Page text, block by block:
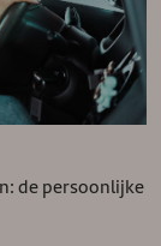
de persoonlijke